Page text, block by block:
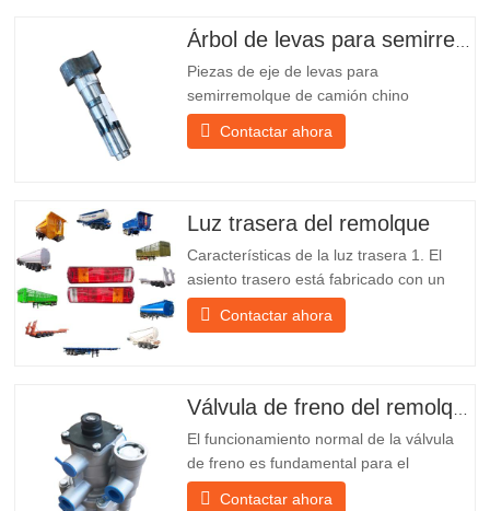
Árbol de levas para semirremolque
Piezas de eje de levas para
semirremolque de camión chino
PO218971, muy vendidas Presupuesto
Producto Repuestos para remolques
nosotros Chengda Group es un
fabricante chino de semirremolques con
su propia...
Contactar ahora
Luz trasera del remolque
Características de la luz trasera 1. El
asiento trasero está fabricado con un
soporte de hierro, mucho más resistente
que otros materiales. Se incluyen
hierro delante de la pantalla de la
Contactar ahora
Válvula de freno del remolque
El funcionamiento normal de la válvula
de freno es fundamental para el
estacionamiento, ya que facilita el
Contactar ahora